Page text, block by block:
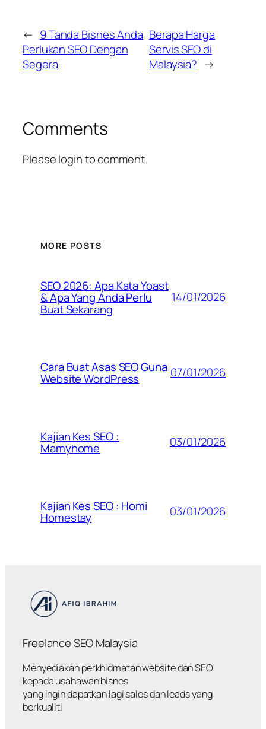
← 9 Tanda Bisnes Anda
Perlukan SEO Dengan
Segera
Berapa Harga
Servis SEO di
Malaysia? →
Comments
Please login to comment.
MORE POSTS
SEO 2026: Apa Kata Yoast
& Apa Yang Anda Perlu
Buat Sekarang
14/01/2026
Cara Buat Asas SEO Guna
Website WordPress 07/01/2026
Kajian Kes SEO :
Mamyhome 03/01/2026
Kajian Kes SEO : Homi
Homestay 03/01/2026
Freelance SEO Malaysia
Menyediakan perkhidmatan website dan SEO
kepada usahawan bisnes
yang ingin dapatkan lagi sales dan leads yang
berkualiti